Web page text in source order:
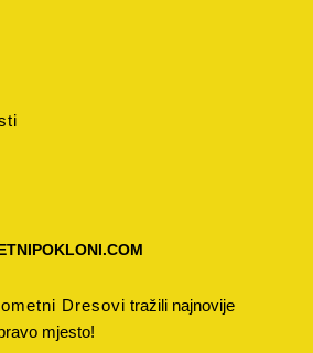
Dresovi tražili najnovije
mjesto!